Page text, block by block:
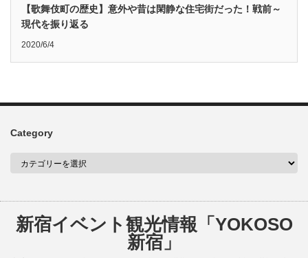
【歌舞伎町の歴史】意外や昔は閑静な住宅街だった！戦前～
現代を振り返る
2020/6/4
Category
新宿イベント観光情報「YOKOSO
新宿」